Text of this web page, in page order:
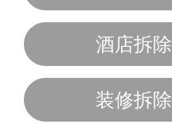
酒店拆除
装修拆除